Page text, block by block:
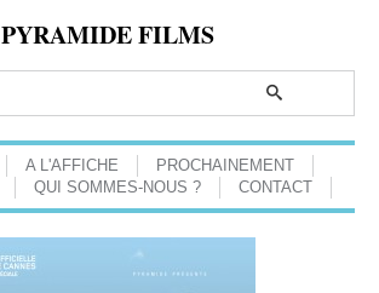
PYRAMIDE FILMS
A L'AFFICHE
PROCHAINEMENT
QUI SOMMES-NOUS ? CONTACT